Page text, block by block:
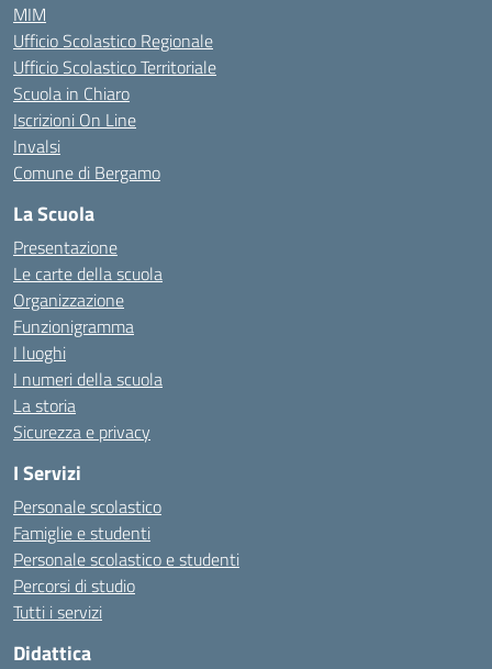
MIM
Ufficio Scolastico Regionale
Ufficio Scolastico Territoriale
Scuola in Chiaro
Iscrizioni On Line
Invalsi
Comune di Bergamo
La Scuola
Presentazione
Le carte della scuola
Organizzazione
Funzionigramma
I luoghi
I numeri della scuola
La storia
Sicurezza e privacy
I Servizi
Personale scolastico
Famiglie e studenti
Personale scolastico e studenti
Percorsi di studio
Tutti i servizi
Didattica